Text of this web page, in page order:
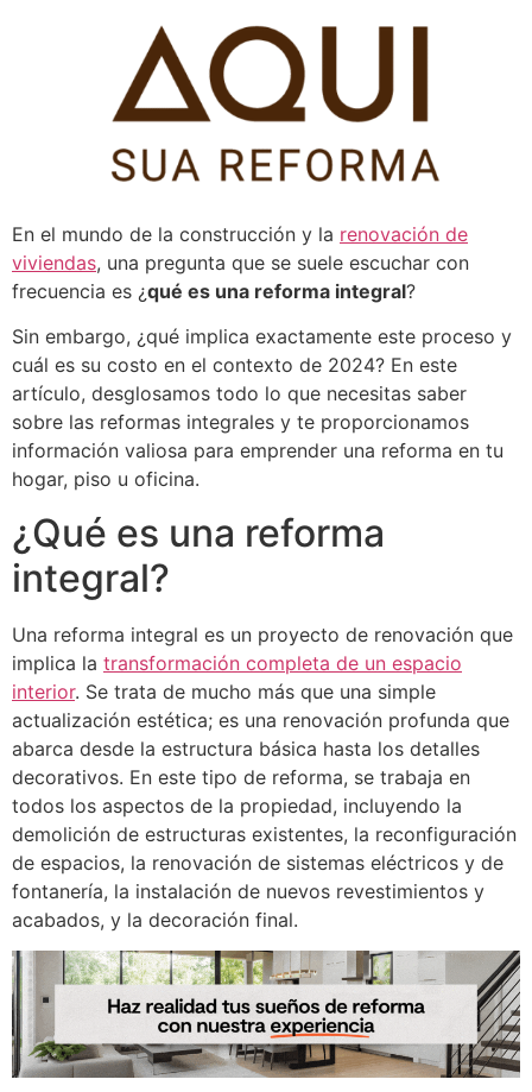
En el mundo de la construcción y la renovación de
viviendas, una pregunta que se suele escuchar con
frecuencia es ¿qué es una reforma integral?
Sin embargo, ¿qué implica exactamente este proceso y
cuál es su costo en el contexto de 2024? En este
artículo, desglosamos todo lo que necesitas saber
sobre las reformas integrales y te proporcionamos
información valiosa para emprender una reforma en tu
hogar, piso u oficina.
¿Qué es una reforma
integral?
Una reforma integral es un proyecto de renovación que
implica la transformación completa de un espacio
interior. Se trata de mucho más que una simple
actualización estética; es una renovación profunda que
abarca desde la estructura básica hasta los detalles
decorativos. En este tipo de reforma, se trabaja en
todos los aspectos de la propiedad, incluyendo la
demolición de estructuras existentes, la reconfiguración
de espacios, la renovación de sistemas eléctricos y de
fontanería, la instalación de nuevos revestimientos y
acabados, y la decoración final.